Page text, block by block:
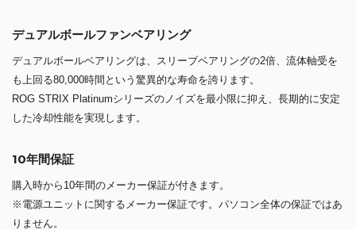
デュアルボールファンベアリング
デュアルボールベアリングは、スリーブベアリングの2倍、流体軸受を
も上回る80,000時間という驚異的な寿命を誇ります。
ROG STRIX Platinumシリーズのノイズを最小限に抑え、長期的に安定
した冷却性能を実現します。
10年間保証
購入時から10年間のメーカー保証が付きます。
※電源ユニットに関するメーカー保証です。パソコン全体の保証ではあ
りません。